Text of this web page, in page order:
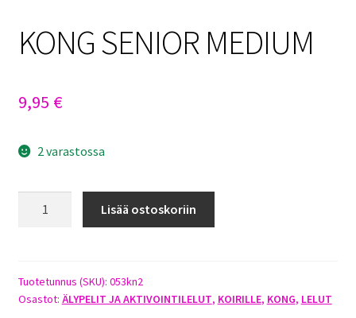
KONG SENIOR MEDIUM
9,95 €
2 varastossa
Lisää ostoskoriin
Tuotetunnus (SKU): 053kn2
Osastot: ÄLYPELIT JA AKTIVOINTILELUT, KOIRILLE, KONG, LELUT